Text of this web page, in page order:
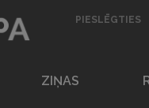
PIESLĒGTIES
ZIŅAS